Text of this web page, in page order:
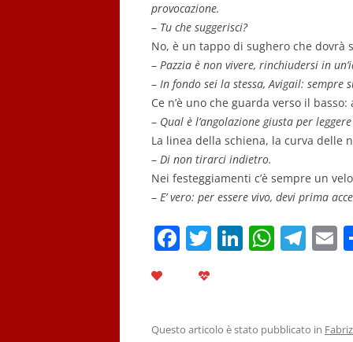
provocazione.
– Tu che suggerisci?
No, è un tappo di sughero che dovrà
– Pazzia è non vivere, rinchiudersi in
– In fondo sei la stessa, Avigail: sempre
Ce n’è uno che guarda verso il
– Qual è l’angolazione giusta per
La linea della schiena, la curva delle
– Di non tirarci indietro.
Nei festeggiamenti c’è sempre un
– E’ vero: per essere vivo, devi prima
F T Li W T E
Questo articolo è stato pubblicato in